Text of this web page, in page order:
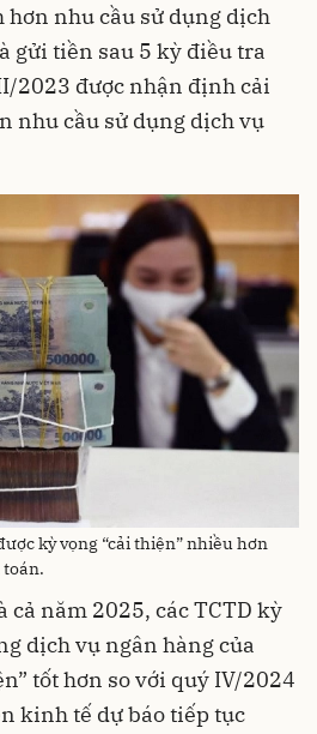
nhu cầu sử dụng dịch
gửi tiền sau 5 kỳ điều tra
2023 được nhận định cải
nhu cầu sử dụng dịch vụ
kỳ vọng “cải thiện” nhiều hơn
cả năm 2025, các TCTD kỳ
dịch vụ ngân hàng của
tốt hơn so với quý IV/2024
kinh tế dự báo tiếp tục